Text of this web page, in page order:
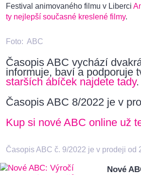
Festival animovaného filmu v Liberci
ty nejlepší současné kreslené filmy.
Foto: ABC
Časopis ABC vychází
informuje, baví a podporuje
starších ábíček najdete tady.
Časopis ABC 8/2022 je v
Kup si nové ABC online už
Časopis ABC č. 9/2022 je v prodeji od
Nové